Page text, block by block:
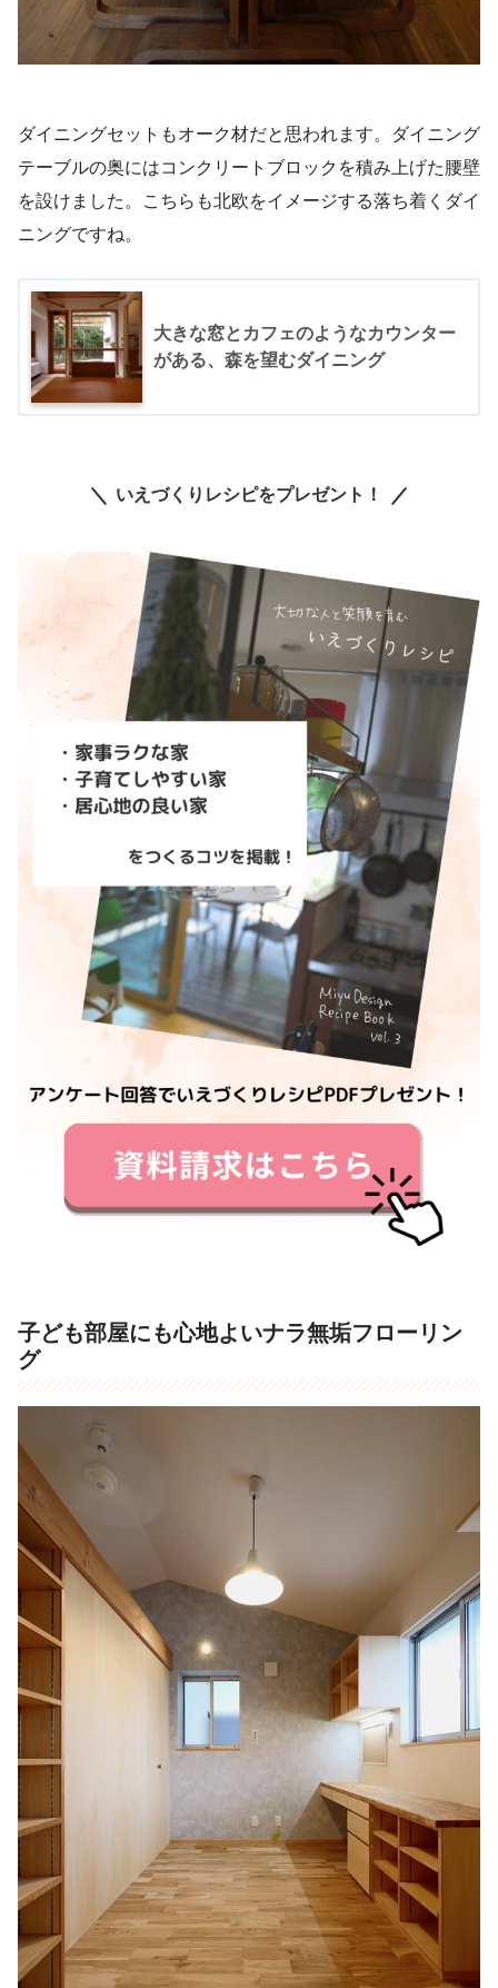
ダイニングセットもオーク材だと思われます。ダイニング
テーブルの奥にはコンクリートブロックを積み上げた腰壁
を設けました。こちらも北欧をイメージする落ち着くダイ
ニングですね。
大きな窓とカフェのようなカウンター
がある、森を望むダイニング
いえづくりレシピをプレゼント！
子ども部屋にも心地よいナラ無垢フローリン
グ